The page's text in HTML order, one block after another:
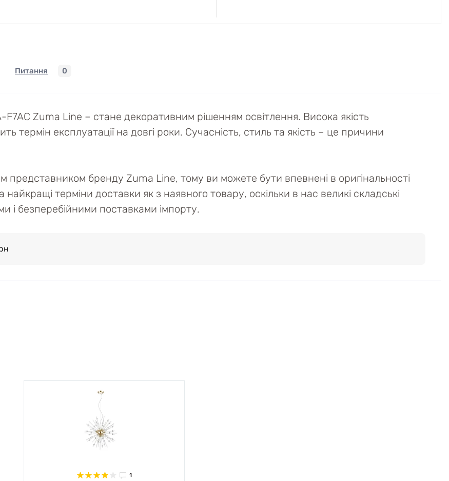
Питання 0
F7AC Zuma Line – стане декоративним рішенням освітлення. Висока якість
термін експлуатації на довгі роки. Сучасність, стиль та якість – це причини
бренду Zuma Line, тому ви можете бути впевнені в оригінальності
найкращі терміни доставки як з наявного товару, оскільки в нас великі складські
і безперебійними поставками імпорту.
1